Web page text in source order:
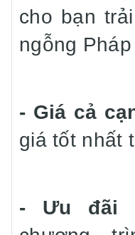
cho bạn
ngỗng
- Giá cả
giá tốt nhất
- Ưu đãi